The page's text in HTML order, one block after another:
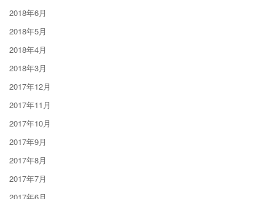
2018年6月
2018年5月
2018年4月
2018年3月
2017年12月
2017年11月
2017年10月
2017年9月
2017年8月
2017年7月